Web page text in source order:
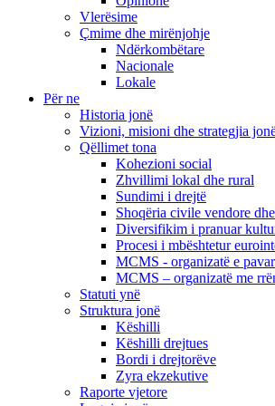
Vlerësime
Çmime dhe mirënjohje
Ndërkombëtare
Nacionale
Lokale
Për ne
Historia jonë
Vizioni, misioni dhe strategjia
Qëllimet tona
Kohezioni social
Zhvillimi lokal dhe rural
Sundimi i drejtë
Shoqëria civile vendore
Diversifikim i pranuar
Procesi i mbështetur
MCMS - organizatë e
MCMS – organizatë me
Statuti ynë
Struktura jonë
Këshilli
Këshilli drejtues
Bordi i drejtorëve
Zyra ekzekutive
Raporte vjetore